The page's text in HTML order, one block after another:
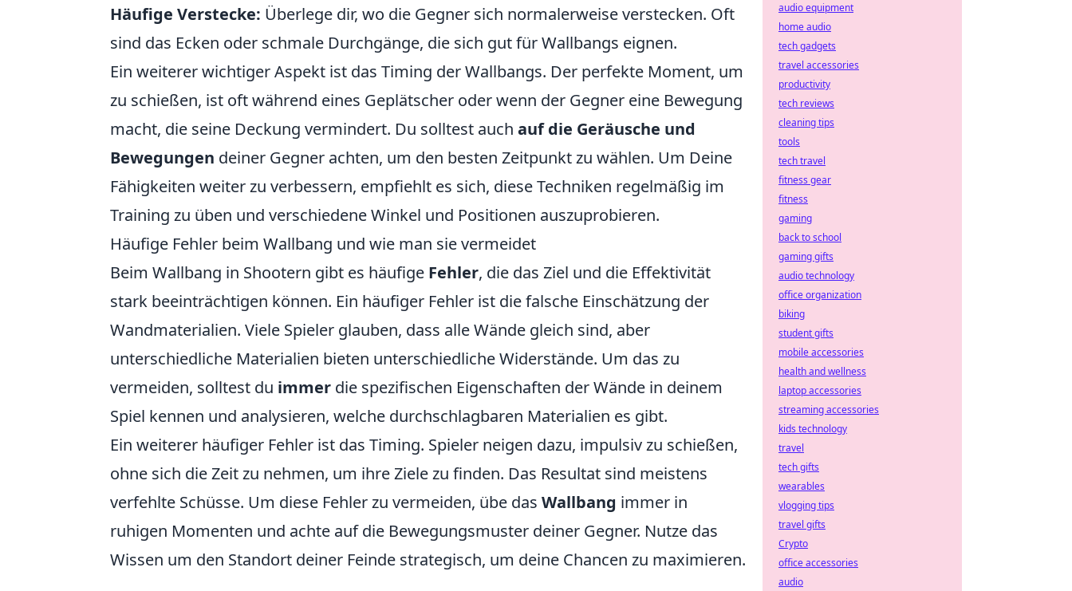
Häufige Verstecke: Überlege dir, wo die Gegner sich normalerweise verstecken. Oft
sind das Ecken oder schmale Durchgänge, die sich gut für Wallbangs eignen.
Ein weiterer wichtiger Aspekt ist das Timing der Wallbangs. Der perfekte Moment, um
zu schießen, ist oft während eines Geplätscher oder wenn der Gegner eine Bewegung
macht, die seine Deckung vermindert. Du solltest auch auf die Geräusche und
Bewegungen deiner Gegner achten, um den besten Zeitpunkt zu wählen. Um Deine
Fähigkeiten weiter zu verbessern, empfiehlt es sich, diese Techniken regelmäßig im
Training zu üben und verschiedene Winkel und Positionen auszuprobieren.
Häufige Fehler beim Wallbang und wie man sie vermeidet
Beim Wallbang in Shootern gibt es häufige Fehler, die das Ziel und die Effektivität
stark beeinträchtigen können. Ein häufiger Fehler ist die falsche Einschätzung der
Wandmaterialien. Viele Spieler glauben, dass alle Wände gleich sind, aber
unterschiedliche Materialien bieten unterschiedliche Widerstände. Um das zu
vermeiden, solltest du immer die spezifischen Eigenschaften der Wände in deinem
Spiel kennen und analysieren, welche durchschlagbaren Materialien es gibt.
Ein weiterer häufiger Fehler ist das Timing. Spieler neigen dazu, impulsiv zu schießen,
ohne sich die Zeit zu nehmen, um ihre Ziele zu finden. Das Resultat sind meistens
verfehlte Schüsse. Um diese Fehler zu vermeiden, übe das Wallbang immer in
ruhigen Momenten und achte auf die Bewegungsmuster deiner Gegner. Nutze das
Wissen um den Standort deiner Feinde strategisch, um deine Chancen zu maximieren.
audio equipment
home audio
tech gadgets
travel accessories
productivity
tech reviews
cleaning tips
tools
tech travel
fitness gear
fitness
gaming
back to school
gaming gifts
audio technology
office organization
biking
student gifts
mobile accessories
health and wellness
laptop accessories
streaming accessories
kids technology
travel
tech gifts
wearables
vlogging tips
travel gifts
Crypto
office accessories
audio